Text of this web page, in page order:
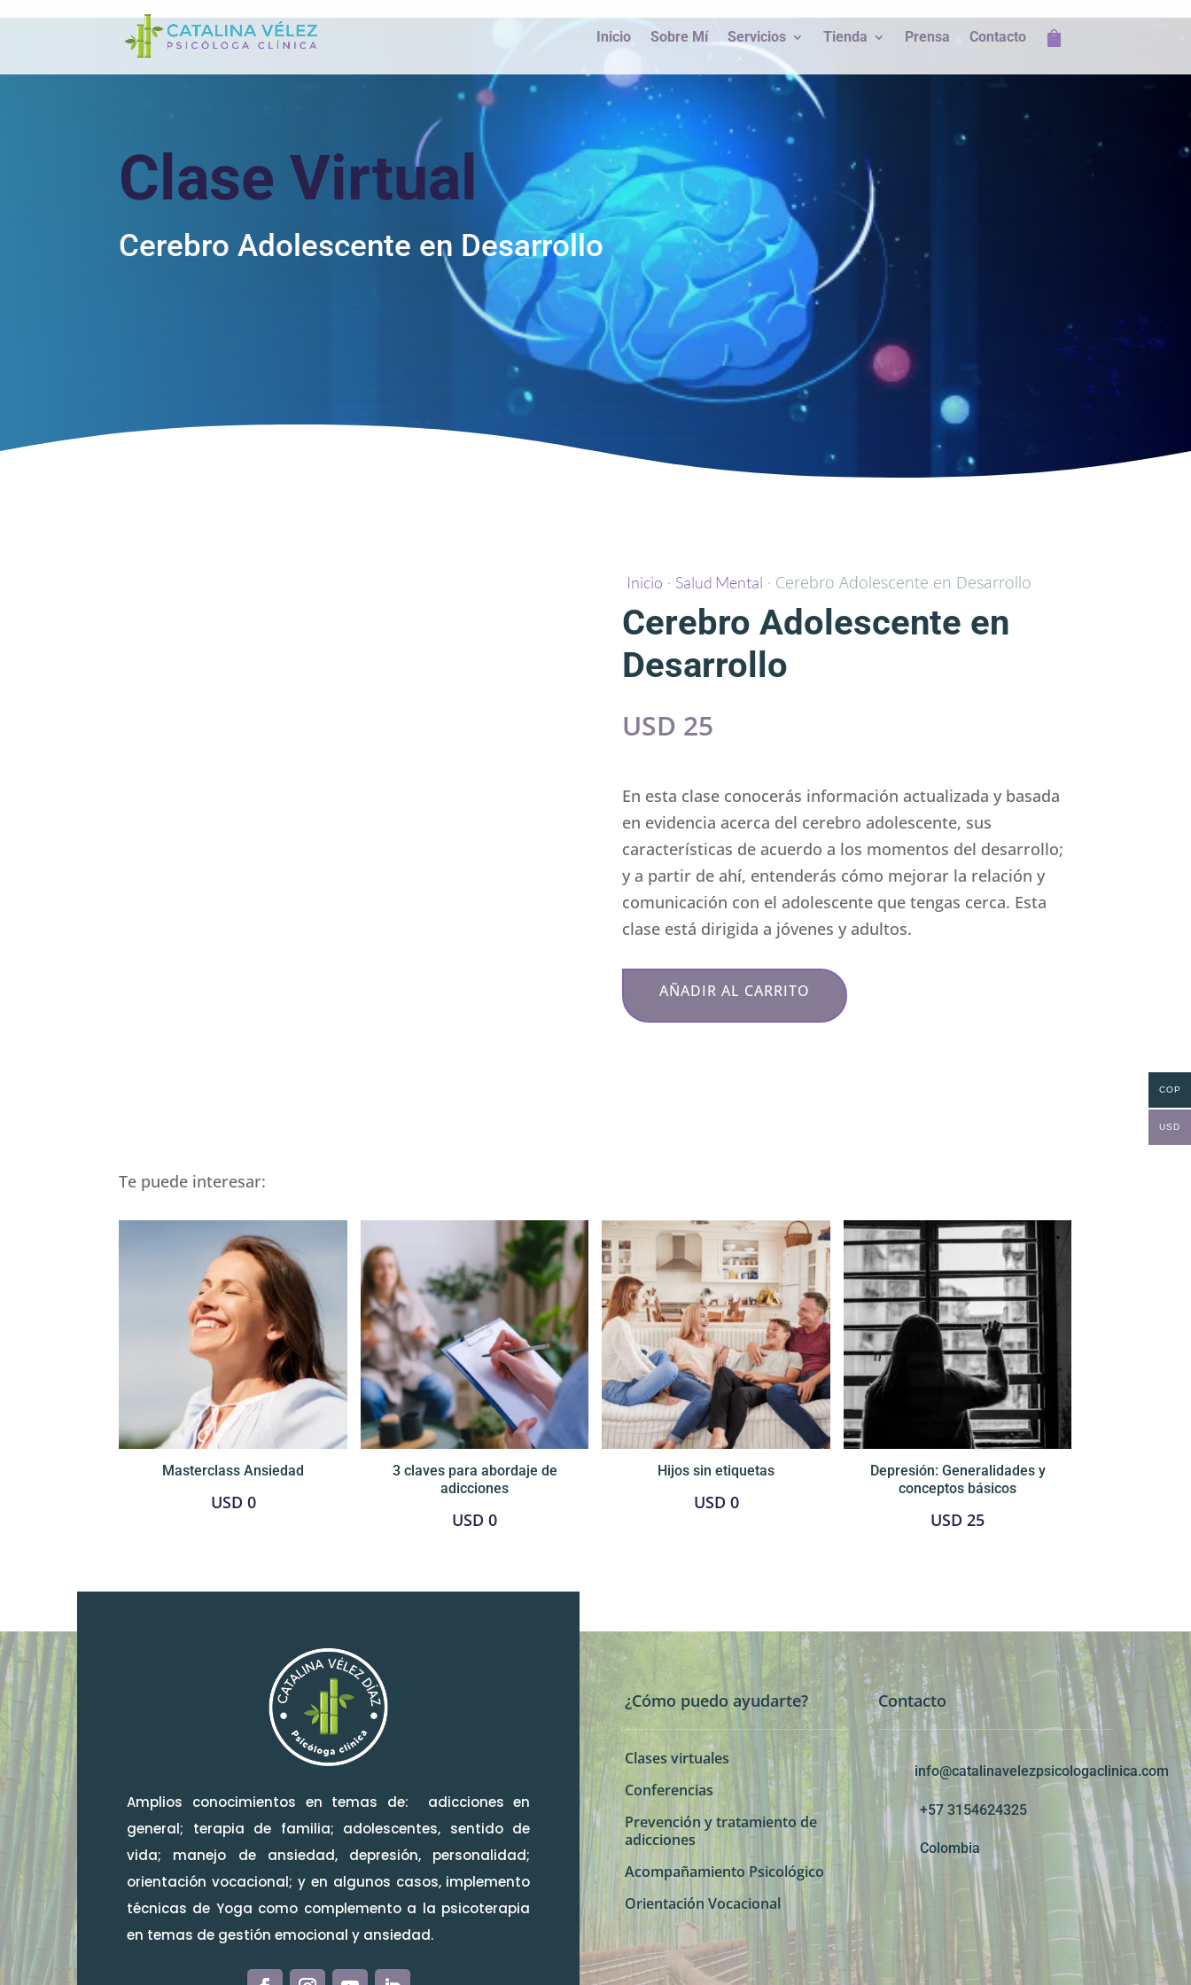
Inicio Sobre Mí Servicios Tienda Prensa Contacto
Clase Virtual
Cerebro Adolescente en Desarrollo
Inicio · Salud Mental · Cerebro Adolescente en Desarrollo
Cerebro Adolescente en
Desarrollo
USD 25
En esta clase conocerás información actualizada y basada
en evidencia acerca del cerebro adolescente, sus
características de acuerdo a los momentos del desarrollo;
y a partir de ahí, entenderás cómo mejorar la relación y
comunicación con el adolescente que tengas cerca. Esta
clase está dirigida a jóvenes y adultos.
AÑADIR AL CARRITO
Te puede interesar:
Masterclass Ansiedad
USD 0
3 claves para abordaje de
adicciones
USD 0
Hijos sin etiquetas
USD 0
Depresión: Generalidades y
conceptos básicos
USD 25
Amplios conocimientos en temas de: adicciones en
general; terapia de familia; adolescentes, sentido de
vida; manejo de ansiedad, depresión, personalidad;
orientación vocacional; y en algunos casos, implemento
técnicas de Yoga como complemento a la psicoterapia
en temas de gestión emocional y ansiedad.
¿Cómo puedo ayudarte?
Clases virtuales
Conferencias
Prevención y tratamiento de
adicciones
Acompañamiento Psicológico
Orientación Vocacional
Contacto
info@catalinavelezpsicologaclinica.com
+57 3154624325
Colombia
COP
USD